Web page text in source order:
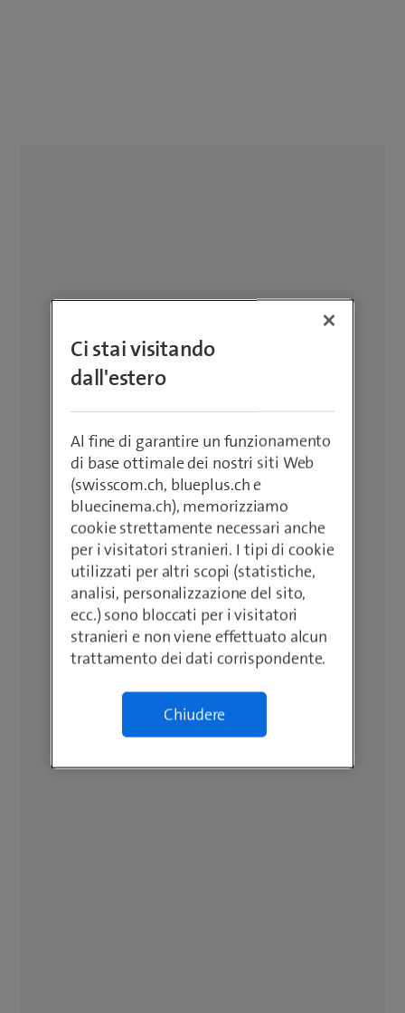
Ci stai visitando
dall'estero
Al fine di garantire un funzionamento
di base ottimale dei nostri siti Web
(swisscom.ch, blueplus.ch e
bluecinema.ch), memorizziamo
cookie strettamente necessari anche
per i visitatori stranieri. I tipi di cookie
utilizzati per altri scopi (statistiche,
analisi, personalizzazione del sito,
ecc.) sono bloccati per i visitatori
stranieri e non viene effettuato alcun
trattamento dei dati corrispondente.
Chiudere